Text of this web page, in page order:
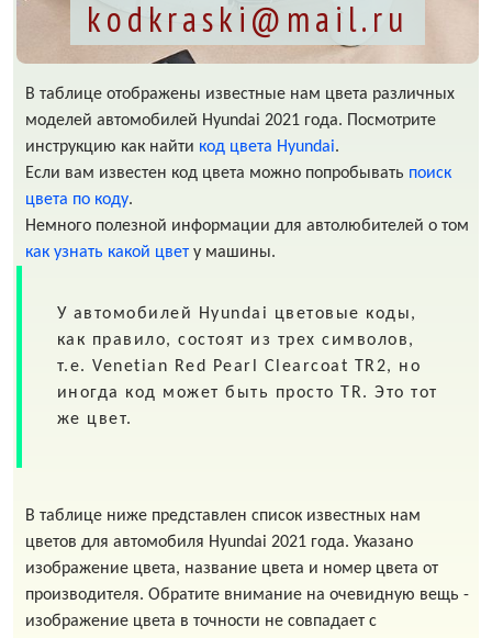
kodkraski@mail.ru
В таблице отображены известные нам цвета различных
моделей автомобилей Hyundai 2021 года. Посмотрите
инструкцию как найти код цвета Hyundai.
Если вам известен код цвета можно попробывать поиск
цвета по коду.
Немного полезной информации для автолюбителей о том
как узнать какой цвету машины.
У автомобилей Hyundai цветовые коды,
как правило, состоят из трех символов,
т.е. Venetian Red Pearl Clearcoat TR2, но
иногда код может быть просто TR. Это тот
же цвет.
В таблице ниже представлен список известных нам
цветов для автомобиля Hyundai 2021 года. Указано
изображение цвета, название цвета и номер цвета от
производителя. Обратите внимание на очевидную вещь -
изображение цвета в точности не совпадает с